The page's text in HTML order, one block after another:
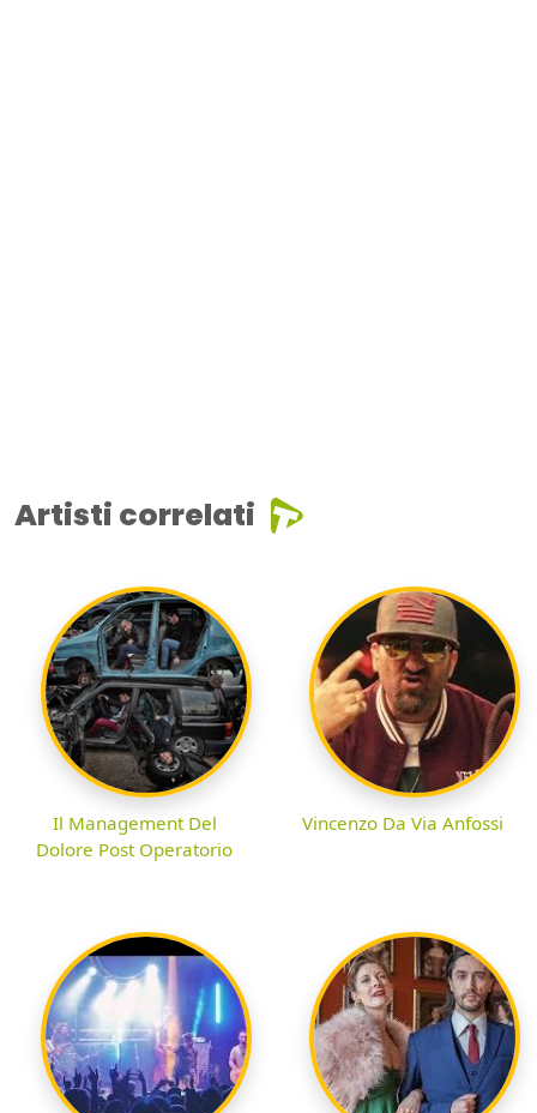
Artisti correlati
Il Management Del
Dolore Post Operatorio
Vincenzo Da Via Anfossi